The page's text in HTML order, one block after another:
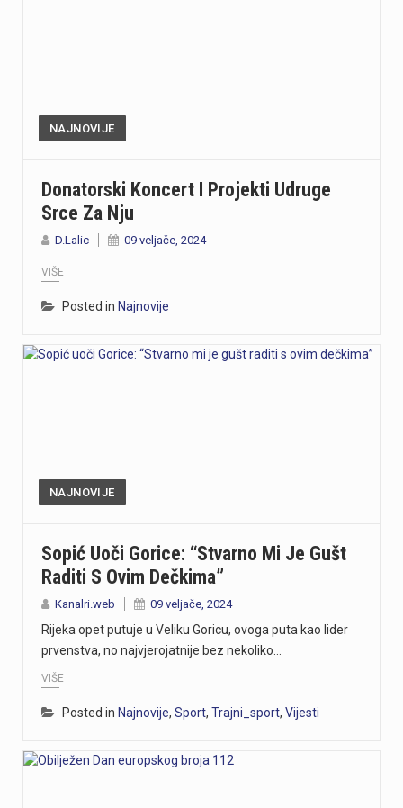
NAJNOVIJE
Donatorski Koncert I Projekti Udruge
Srce Za Nju
D.Lalic 09 veljače, 2024
VIŠE
Posted in Najnovije
NAJNOVIJE
Sopić Uoči Gorice: “Stvarno Mi Je Gušt
Raditi S Ovim Dečkima”
Kanalri.web 09 veljače, 2024
Rijeka opet putuje u Veliku Goricu, ovoga puta kao lider
prvenstva, no najvjerojatnije bez nekoliko…
VIŠE
Posted in Najnovije, Sport, Trajni_sport, Vijesti